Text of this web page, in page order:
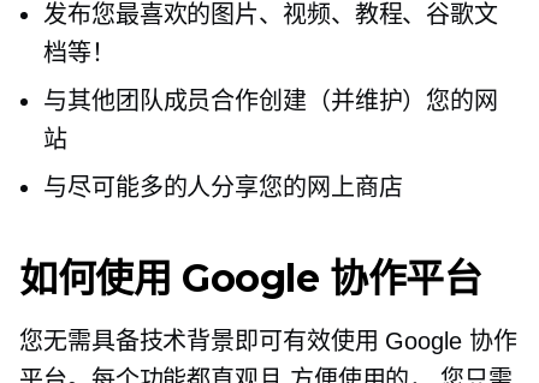
发布您最喜欢的图片、视频、教程、谷歌文
档等！
与其他团队成员合作创建（并维护）您的网
站
与尽可能多的人分享您的网上商店
如何使用 Google 协作平台
您无需具备技术背景即可有效使用 Google 协作